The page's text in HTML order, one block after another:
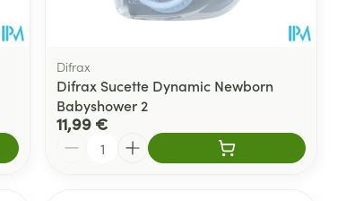
Difrax
Difrax Sucette Dynamic Newborn
Babyshower 2
11,99 €
Quantité